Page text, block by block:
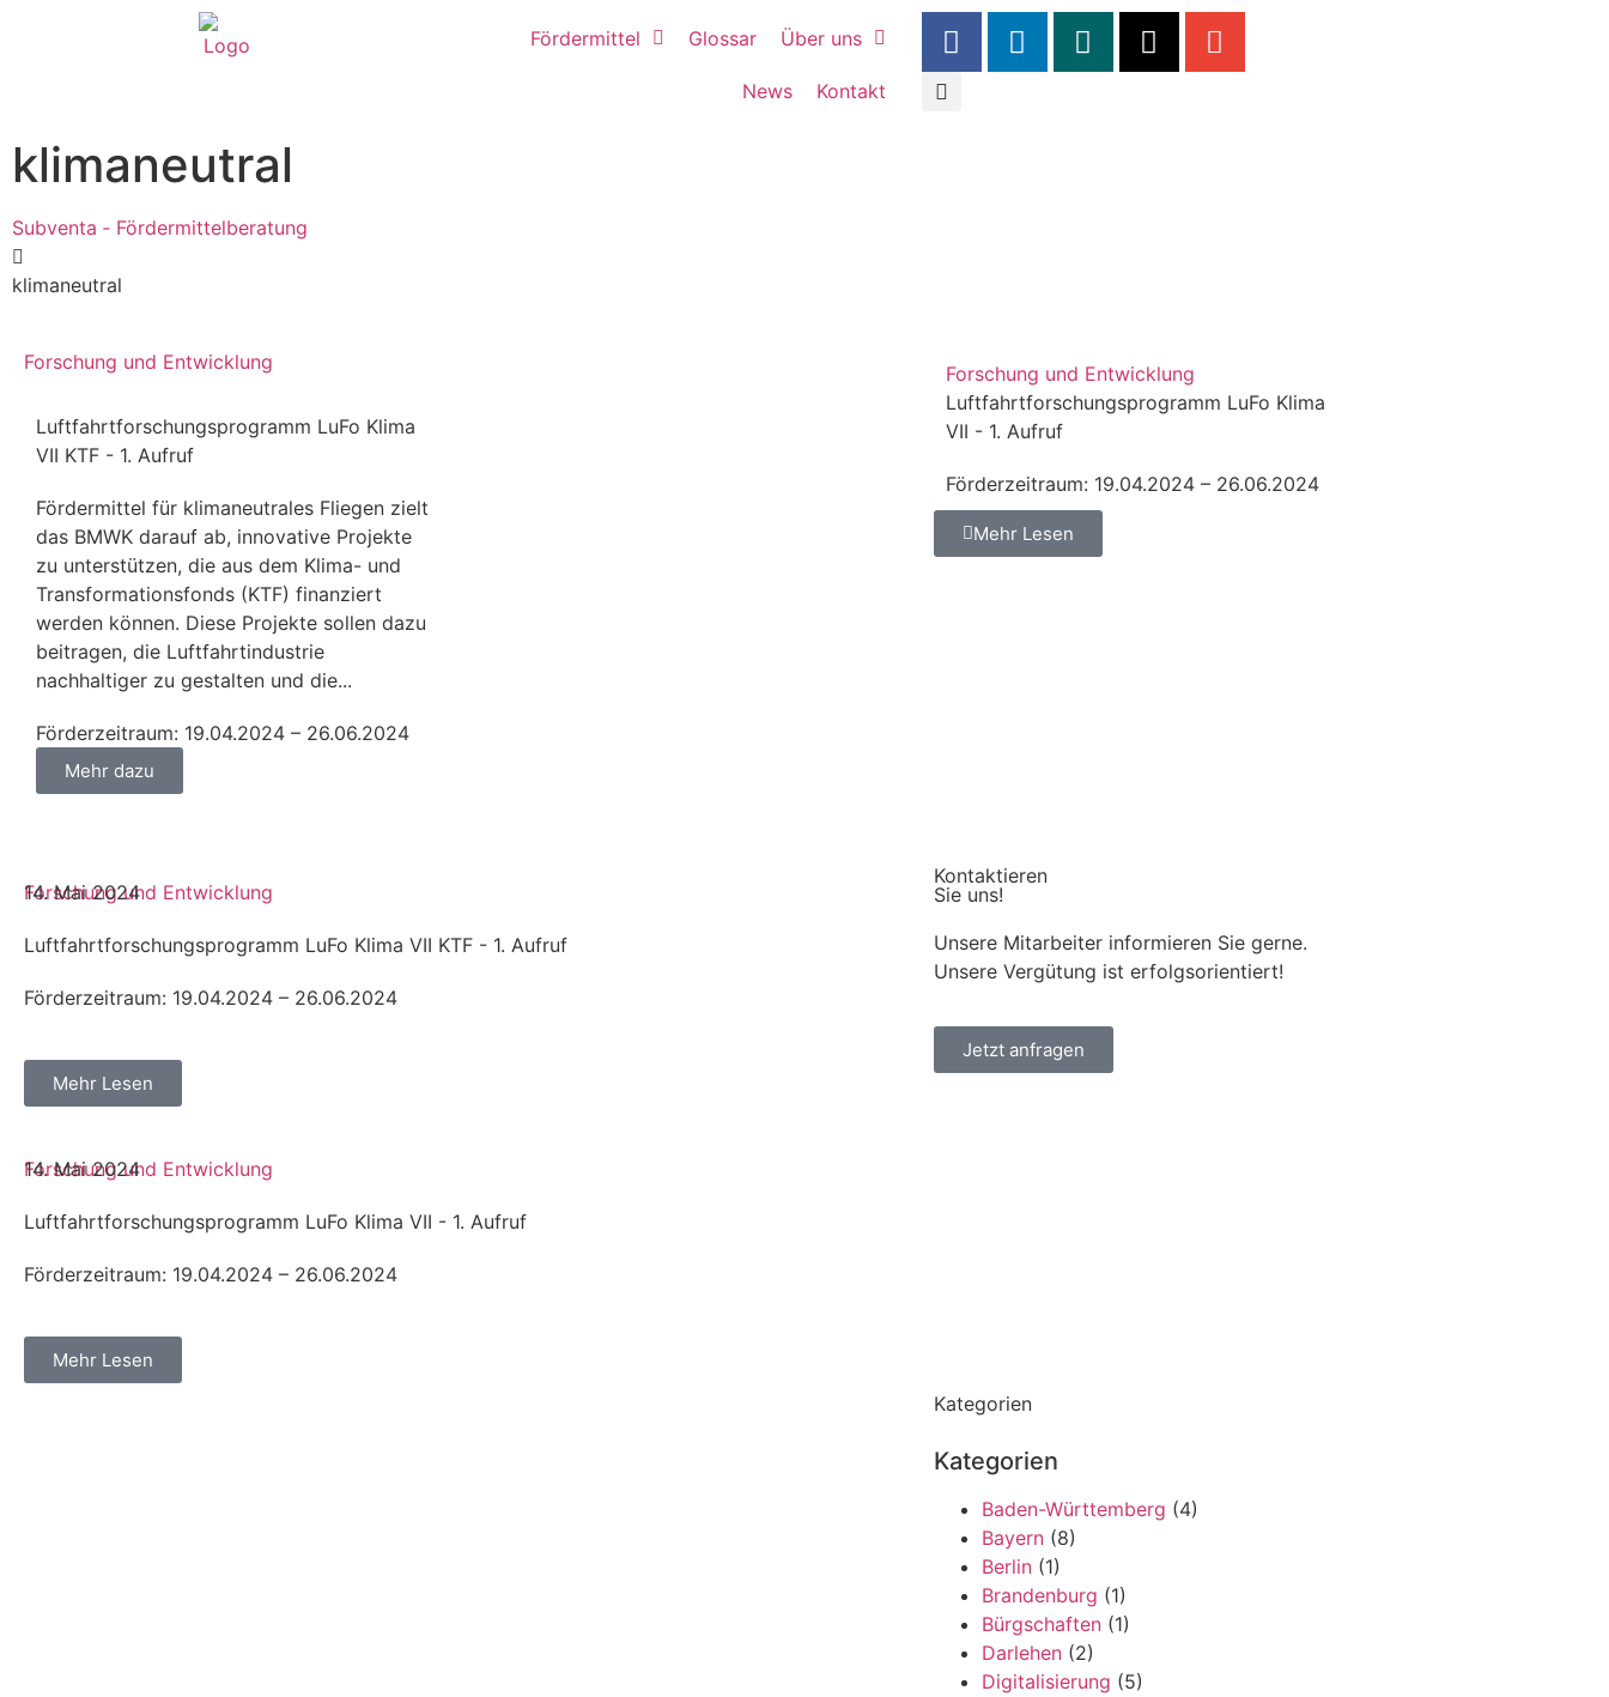
Fördermittel Glossar Über uns
News Kontakt
klimaneutral
Subventa ‐ Fördermittelberatung
klimaneutral
Forschung und Entwicklung
Luftfahrtforschungsprogramm LuFo Klima
VII KTF - 1. Aufruf
Fördermittel für klimaneutrales Fliegen zielt
das BMWK darauf ab, innovative Projekte
zu unterstützen, die aus dem Klima- und
Transformationsfonds (KTF) finanziert
werden können. Diese Projekte sollen dazu
beitragen, die Luftfahrtindustrie
nachhaltiger zu gestalten und die...
Förderzeitraum: 19.04.2024 – 26.06.2024
Mehr dazu
Forschung und Entwicklung
Luftfahrtforschungsprogramm LuFo Klima
VII - 1. Aufruf
Förderzeitraum: 19.04.2024 – 26.06.2024
Mehr Lesen
Forschung und Entwicklung
14. Mai 2024
Luftfahrtforschungsprogramm LuFo Klima VII KTF - 1. Aufruf
Förderzeitraum: 19.04.2024 – 26.06.2024
Mehr Lesen
Forschung und Entwicklung
14. Mai 2024
Luftfahrtforschungsprogramm LuFo Klima VII - 1. Aufruf
Förderzeitraum: 19.04.2024 – 26.06.2024
Mehr Lesen
Kontaktieren
Sie uns!
Unsere Mitarbeiter informieren Sie gerne.
Unsere Vergütung ist erfolgsorientiert!
Jetzt anfragen
Kategorien
Kategorien
Baden-Württemberg (4)
Bayern(8)
Berlin(1)
Brandenburg (1)
Bürgschaften(1)
Darlehen(2)
Digitalisierung (5)